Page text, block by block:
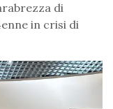
di
in crisi di